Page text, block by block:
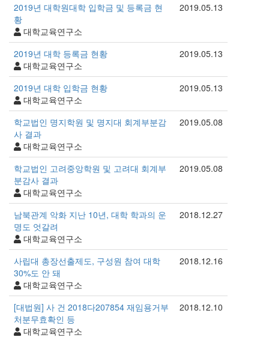
2019년 대학원대학 입학금 및 등록금 현
황
대학교육연구소
2019.05.13
2019년 대학 등록금 현황
대학교육연구소
2019.05.13
2019년 대학 입학금 현황
대학교육연구소
2019.05.13
학교법인 명지학원 및 명지대 회계부분감
사 결과
대학교육연구소
2019.05.08
학교법인 고려중앙학원 및 고려대 회계부
분감사 결과
대학교육연구소
2019.05.08
남북관계 악화 지난 10년, 대학 학과의 운
명도 엇갈려
대학교육연구소
2018.12.27
사립대 총장선출제도, 구성원 참여 대학
30%도 안 돼
대학교육연구소
2018.12.16
[대법원] 사 건 2018다207854 재임용거부
처분무효확인 등
대학교육연구소
2018.12.10